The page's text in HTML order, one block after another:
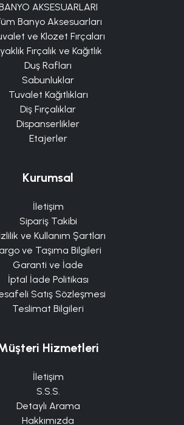
AKSESUARLARI
Banyo Aksesuarları
ve Klozet Fırçaları
Fırçalık ve Kağıtlık
Duş Rafları
Sabunluklar
Tuvalet Kağıtlıkları
Diş Fırçalıklar
Dispanserlikler
Etajerler
Kurumsal
İletişim
Sipariş Takibi
ve Kullanım Şartları
ve Taşıma Bilgileri
Garanti ve İade
İptal İade Politikası
Satış Sözleşmesi
Teslimat Bilgileri
Hizmetleri
İletişim
S.S.S.
Detaylı Arama
Hakkımızda